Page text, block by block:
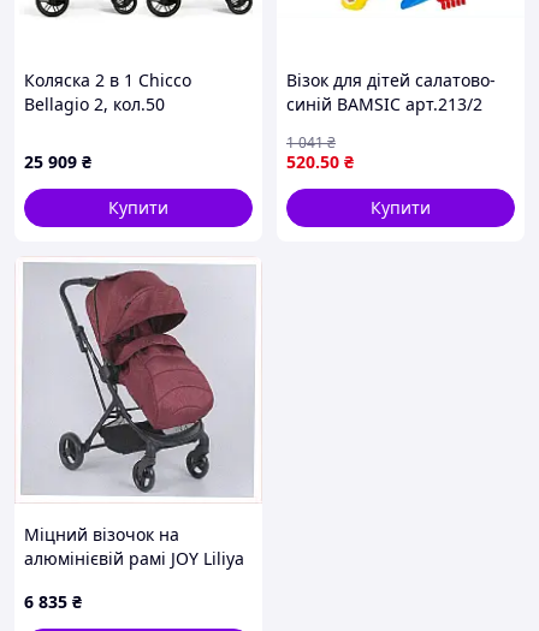
Коляска 2 в 1 Chicco
Bellagio 2, кол.50
25 909 ₴
Купити
Візок для дітей салатово-
синій BAMSIC арт.213/2
прогулок и игр на улице
520.50 ₴
1 041₴
Купити
Міцний візочок на
алюмінієвій рамі JOY Liliya
25H9X5585
6 835 ₴